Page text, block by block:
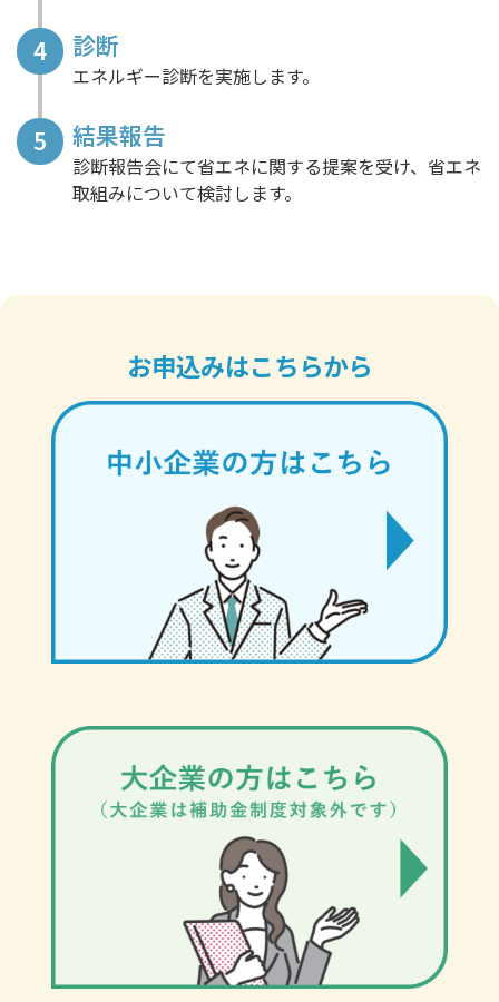
4 診断
エネルギー診断を実施します。
5 結果報告
診断報告会にて省エネに関する提案を受け、​省エネ
取組みについて検討します。
お申込みはこちらから